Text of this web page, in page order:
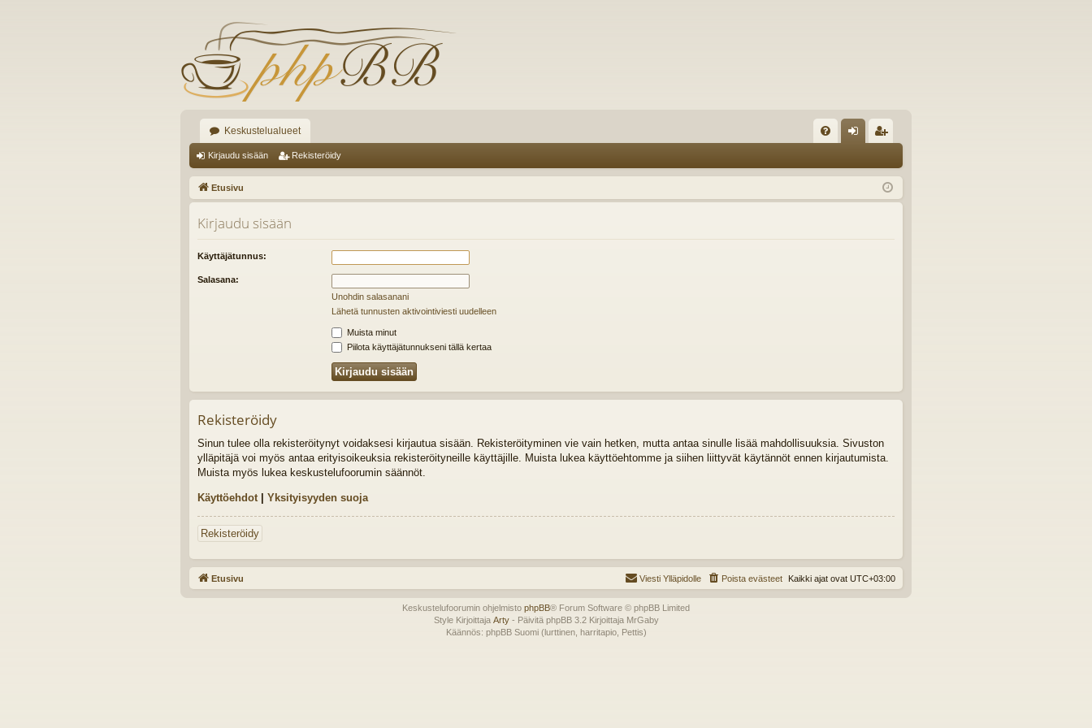
Keskustelualueet
K
K
au
du
ist
er
Kirjaudu sisään Rekisteröidy
Etusivu
Kirjaudu sisään
Käyttäjätunnus:
Salasana:
Unohdin salasanani
Lähetä tunnusten aktivointiviesti uudelleen
Muista minut
Piilota käyttäjätunnukseni tällä kertaa
Rekisteröidy
Sinun tulee olla rekisteröitynyt voidaksesi kirjautua sisään. Rekisteröityminen vie vain hetken, mutta antaa sinulle lisää mahdollisuuksia. Sivuston
ylläpitäjä voi myös antaa erityisoikeuksia rekisteröityneille käyttäjille. Muista lukea käyttöehtomme ja siihen liittyvät käytännöt ennen kirjautumista.
Muista myös lukea keskustelufoorumin säännöt.
Käyttöehdot | Yksityisyyden suoja
Rekisteröidy
Etusivu Kaikki ajat ovat UTC+03:00
Poista evästeet
Viesti Ylläpidolle
Keskustelufoorumin ohjelmisto phpBB® Forum Software © phpBB Limited
Style Kirjoittaja Arty- Päivitä phpBB 3.2 Kirjoittaja MrGaby
Käännös: phpBB Suomi (lurttinen, harritapio, Pettis)